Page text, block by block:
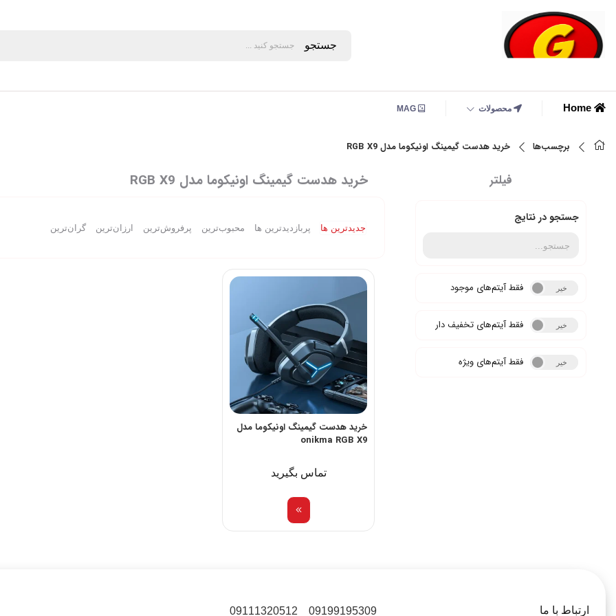
جستجو
محصولات
برچسب‌ها خرید هدست گیمینگ اونیکوما مدل RGB X9
فیلتر
جستجو در نتایج
بله خیر فقط آیتم‌های موجود
بله خیر فقط آیتم‌های تخفیف دار
بله خیر فقط آیتم‌های ویژه
خرید هدست گیمینگ اونیکوما مدل RGB X9
جدیدترین ها پربازدیدترین ها محبوب‌‌ترین پرفروش‌ترین ارزان‌ترین گران‌ترین
خرید هدست گیمینگ اونیکوما مدل
onikma RGB X9
تماس بگیرید
ارتباط با ما 09199195309
09111320512